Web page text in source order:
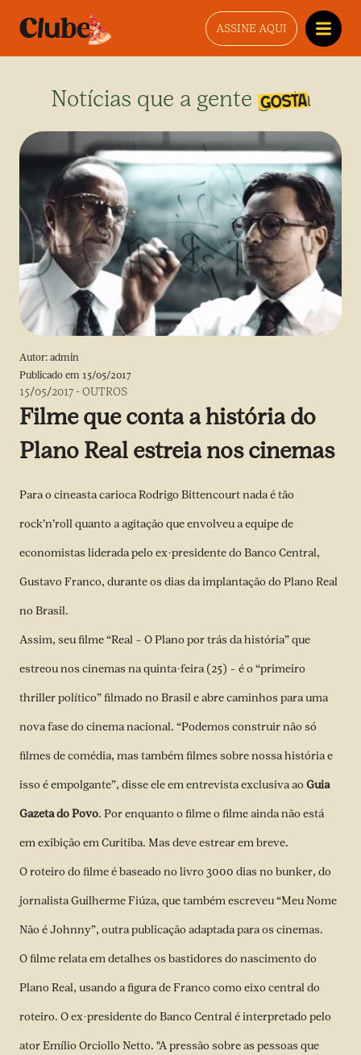
ASSINE AQUI
Notícias que a gente gosta
Autor: admin
Publicado em 15/05/2017
15/05/2017 -OUTROS
Filme que conta a história do
Plano Real estreia nos cinemas
Para o cineasta carioca Rodrigo Bittencourt nada é tão
rock’n’roll quanto a agitação que envolveu a equipe de
economistas liderada pelo ex-presidente do Banco Central,
Gustavo Franco, durante os dias da implantação do Plano Real
no Brasil.
Assim, seu filme “Real – O Plano por trás da história” que
estreou nos cinemas na quinta-feira (25) – é o “primeiro
thriller político” filmado no Brasil e abre caminhos para uma
nova fase do cinema nacional. “Podemos construir não só
filmes de comédia, mas também filmes sobre nossa história e
isso é empolgante”, disse ele em entrevista exclusiva aoGuia
Gazeta do Povo. Por enquanto o filme o filme ainda não está
em exibição em Curitiba. Mas deve estrear em breve.
O roteiro do filme é baseado no livro 3000 dias no bunker, do
jornalista Guilherme Fiúza, que também escreveu “Meu Nome
Não é Johnny”, outra publicação adaptada para os cinemas.
O filme relata em detalhes os bastidores do nascimento do
Plano Real, usando a figura de Franco como eixo central do
roteiro. O ex-presidente do Banco Central é interpretado pelo
ator Emílio Orciollo Netto. "A pressão sobre as pessoas que